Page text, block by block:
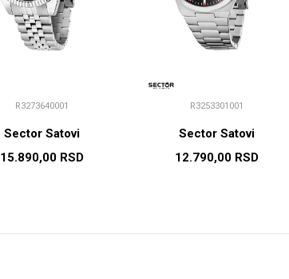
R3273640001
Sector Satovi
15.890,00 RSD
R3253301001
Sector Satovi
12.790,00 RSD